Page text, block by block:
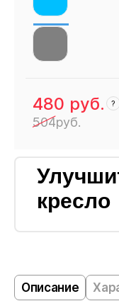
480 руб. ?
504руб.
кресло
Колёсики
Описание